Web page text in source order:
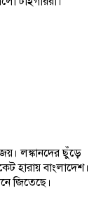
লঙ্কানদের ছুঁড়ে
হারায় বাংলাদেশ।
জিতেছে।